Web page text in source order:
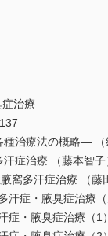
治療
治療法の概略―
症治療 （藤本智
窩多汗症治療 （藤
汗症・腋臭症治療
症・腋臭症治療（